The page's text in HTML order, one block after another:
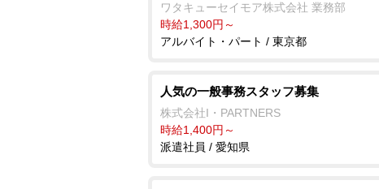
ワタキューセイモア株式会社 業務部
時給1,300円～
アルバイト・パート / 東京都
人気の一般事務スタッフ募集
株式会社I・PARTNERS
時給1,400円～
派遣社員 / 愛知県